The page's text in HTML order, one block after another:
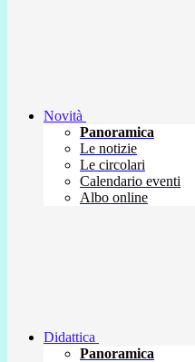
Novità
Panoramica
Le notizie
Le circolari
Calendario eventi
Albo online
Didattica
Panoramica